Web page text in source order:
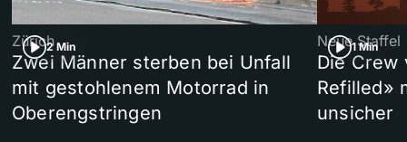
2 Min
Zürich
Zwei Männer sterben bei Unfall
mit gestohlenem Motorrad in
Oberengstringen
1 Min
Neue Staffel
Die Crew
Refilled»
unsicher